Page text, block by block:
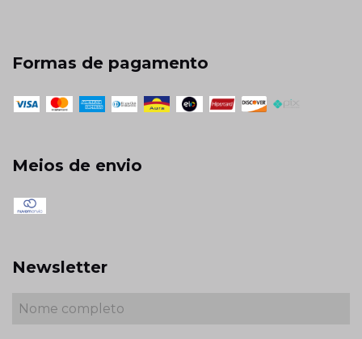
Formas de pagamento
Meios de envio
Newsletter